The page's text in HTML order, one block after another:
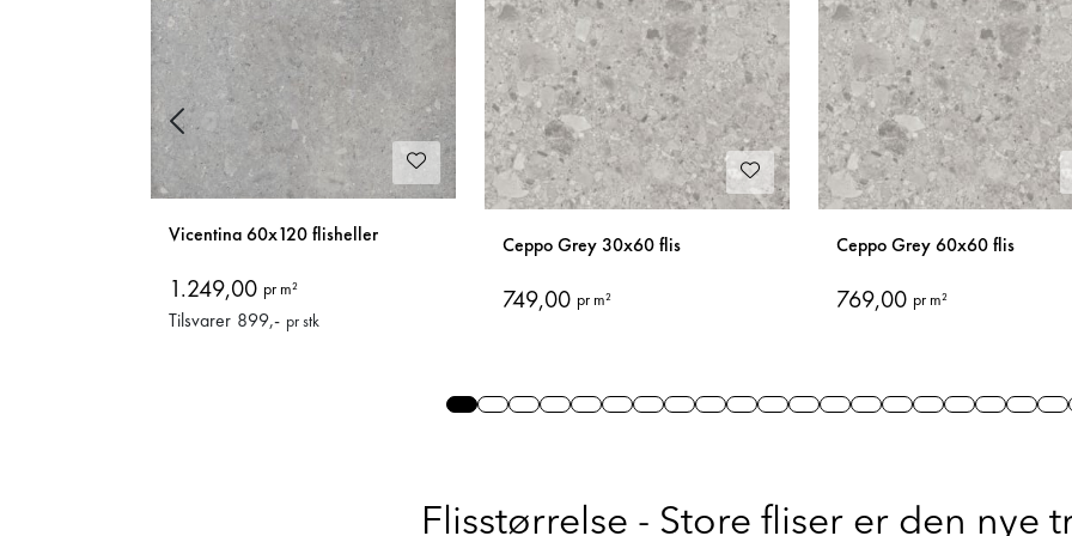
Vicentina 60x120 flisheller
1.249,00 pr m²
Tilsvarer 899,- pr stk
Ceppo Grey 30x60 flis
749,00 pr m²
Ceppo Grey 60x60 flis
769,00 pr m²
Previous
Slide 0Slide 1Slide 2Slide 3Slide 4Slide 5Slide 6Slide 7Slide 8Slide 9Slide 10
Slide 11
Slide 12
Slide 13
Slide 14
Slide 15
Slide 16
Slide 17
Slide
Flisstørrelse - Store fliser er den nye